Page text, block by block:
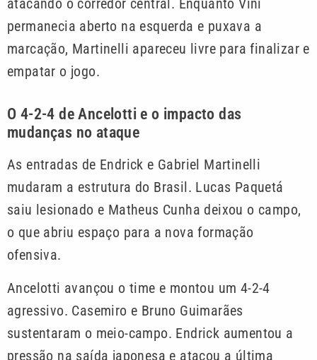
atacando o corredor central. Enquanto Vini
permanecia aberto na esquerda e puxava a
marcação, Martinelli apareceu livre para finalizar e
empatar o jogo.
O 4-2-4 de Ancelotti e o impacto das
mudanças no ataque
As entradas de Endrick e Gabriel Martinelli
mudaram a estrutura do Brasil. Lucas Paquetá
saiu lesionado e Matheus Cunha deixou o campo,
o que abriu espaço para a nova formação
ofensiva.
Ancelotti avançou o time e montou um 4-2-4
agressivo. Casemiro e Bruno Guimarães
sustentaram o meio-campo. Endrick aumentou a
pressão na saída japonesa e atacou a última